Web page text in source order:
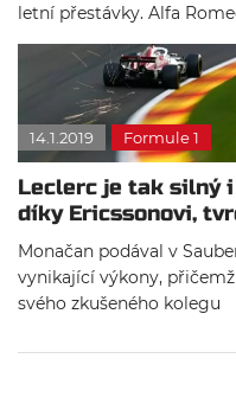
letní přestávky. Alfa
jezdce Marcuse Ericssona,
aby byl připraven jako
záloha.
14.1.2019 Formule 1
Leclerc je tak silný i
díky Ericssonovi,
Vasseur
Monačan podával v
vynikající výkony, přičemž
svého zkušeného kolegu
svém stínu. Přesto šéf